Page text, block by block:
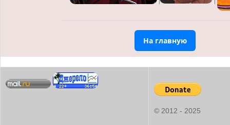
На главную
© 2012 - 2025